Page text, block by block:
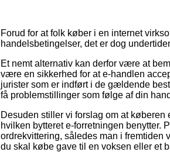
Forud for at folk køber i en internet
handelsbetingelser, det er dog
Et nemt alternativ kan derfor være at
være en sikkerhed for at e-handlen
jurister som er indført i de gældende
få problemstillinger som følge af din
Desuden stiller vi forslag om at
hvilken bytteret e-forretningen benytter.
ordrekvittering, således man i fremtiden
du skal købe gave til en voksen eller et